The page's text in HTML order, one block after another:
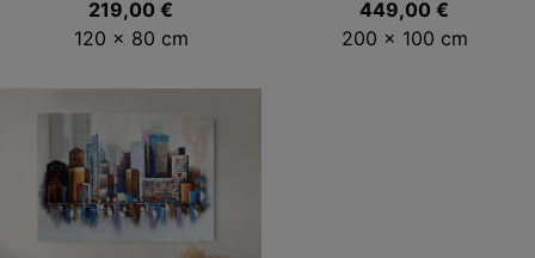
219,00 €
120 x 80 cm
449,00 €
200 x 100 cm